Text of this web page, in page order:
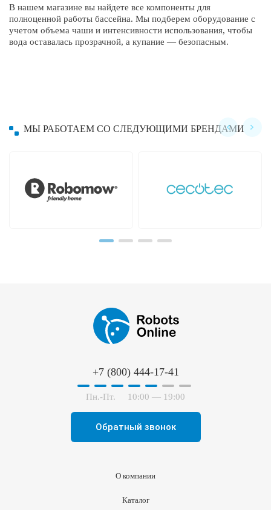
В нашем магазине вы найдете все компоненты для
полноценной работы бассейна. Мы подберем оборудование с
учетом объема чаши и интенсивности использования, чтобы
вода оставалась прозрачной, а купание — безопасным.
МЫ РАБОТАЕМ СО СЛЕДУЮЩИМИ БРЕНДАМИ
О компании
Каталог
+7 (800) 444-17-41
Пн.-Пт. 10:00 — 19:00
Обратный звонок